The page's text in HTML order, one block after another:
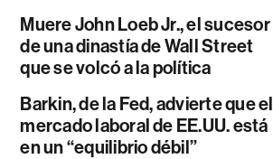
Muere John Loeb Jr., el sucesor
de una dinastía de Wall Street
que se volcó a la política
Barkin, de la Fed, advierte que el
mercado laboral de EE.UU. está
en un “equilibrio débil”